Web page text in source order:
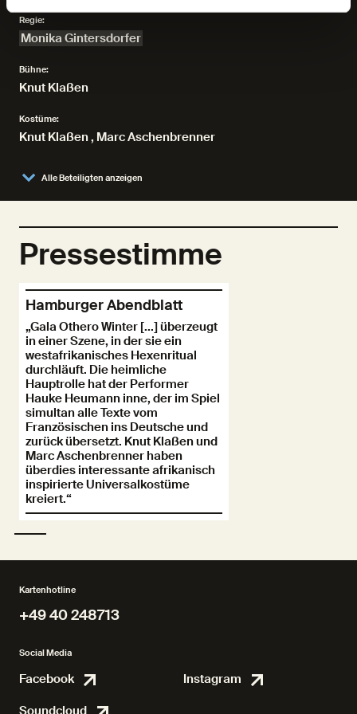
Alle Beteiligten anzeigen
Regie:
Monika Gintersdorfer
Bühne:
Knut Klaßen
Kostüme:
Knut Klaßen, Marc Aschenbrenner
Pressestimme
Hamburger Abendblatt
„Gala Othero Winter [...] überzeugt
in einer Szene, in der sie ein
westafrikanisches Hexenritual
durchläuft. Die heimliche
Hauptrolle hat der Performer
Hauke Heumann inne, der im Spiel
simultan alle Texte vom
Französischen ins Deutsche und
zurück übersetzt. Knut Klaßen und
Marc Aschenbrenner haben
überdies interessante afrikanisch
inspirierte Universalkostüme
kreiert.“
Kartenhotline
+49 40 248713
Social Media
Facebook FacebookInstagram